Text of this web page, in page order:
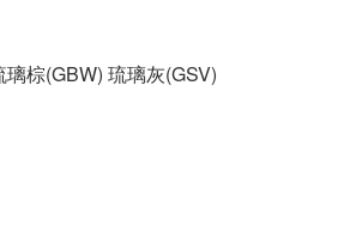
璃棕(GBW) 琉璃灰(GSV)